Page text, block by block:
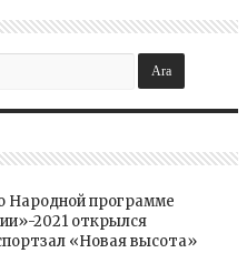
Народной программе
2021 открылся
«Новая высота»